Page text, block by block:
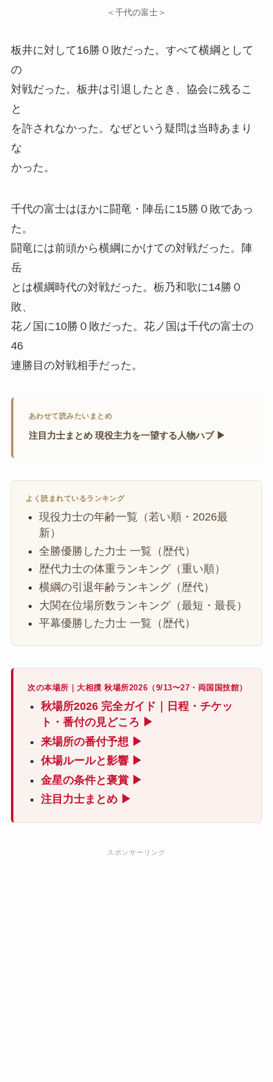
＜千代の富士＞
板井に対して16勝０敗だった。すべて横綱として
の
対戦だった。板井は引退したとき、協会に残るこ
と
を許されなかった。なぜという疑問は当時あまり
な
かった。
千代の富士はほかに闘竜・陣岳に15勝０敗であっ
た。
闘竜には前頭から横綱にかけての対戦だった。陣
岳
とは横綱時代の対戦だった。栃乃和歌に14勝０
敗、
花ノ国に10勝０敗だった。花ノ国は千代の富士の
46
連勝目の対戦相手だった。
あわせて読みたいまとめ
注目力士まとめ 現役主力を一望する人物ハブ ▶
よく読まれているランキング
現役力士の年齢一覧（若い順・2026最
新）
全勝優勝した力士 一覧（歴代）
歴代力士の体重ランキング（重い順）
横綱の引退年齢ランキング（歴代）
大関在位場所数ランキング（最短・最長）
平幕優勝した力士 一覧（歴代）
次の本場所｜大相撲 秋場所2026（9/13〜27・両国国技館）
秋場所2026 完全ガイド｜日程・チケッ
ト・番付の見どころ ▶
来場所の番付予想 ▶
休場ルールと影響 ▶
金星の条件と褒賞 ▶
注目力士まとめ ▶
スポンサーリンク